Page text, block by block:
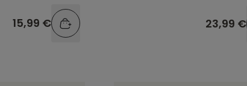
15,99 € 23,99 €